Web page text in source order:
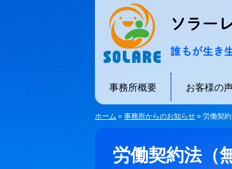
事務所概要 お客様の
ホーム » 事務所からのお知らせ » 労働契
労働契約法（